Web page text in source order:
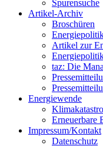
Spurensuche
Artikel-Archiv
Broschüren
Artikel zur
taz: Die
Energiewende
Erneuerbare
Impressum/Kontakt
Datenschutz